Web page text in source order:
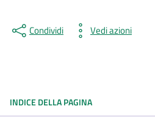
Condividi Vedi azioni
INDICE DELLA PAGINA